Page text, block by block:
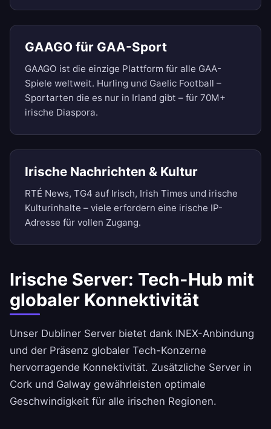
GAAGO für GAA-Sport
GAAGO ist die einzige Plattform für alle GAA-
Spiele weltweit. Hurling und Gaelic Football –
Sportarten die es nur in Irland gibt – für 70M+
irische Diaspora.
Irische Nachrichten & Kultur
RTÉ News, TG4 auf Irisch, Irish Times und irische
Kulturinhalte – viele erfordern eine irische IP-
Adresse für vollen Zugang.
Irische Server: Tech-Hub mit
globaler Konnektivität
Unser Dubliner Server bietet dank INEX-Anbindung
und der Präsenz globaler Tech-Konzerne
hervorragende Konnektivität. Zusätzliche Server in
Cork und Galway gewährleisten optimale
Geschwindigkeit für alle irischen Regionen.